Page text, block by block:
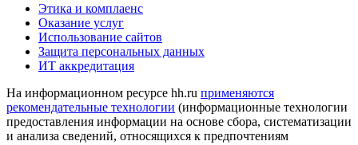
Этика и комплаенс
Оказание услуг
Использование сайтов
Защита персональных данных
ИТ аккредитация
На информационном ресурсе hh.ru применяются
рекомендательные технологии (информационные технологии
предоставления информации на основе сбора, систематизации
и анализа сведений, относящихся к предпочтениям